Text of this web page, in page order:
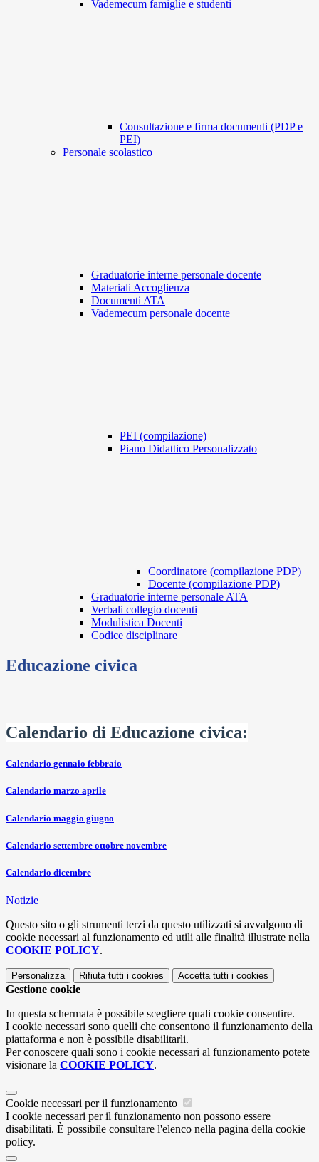
Vademecum famiglie e studenti
Consultazione e firma documenti (PDP e
PEI)
Personale scolastico
Graduatorie interne personale docente
Materiali Accoglienza
Documenti ATA
Vademecum personale docente
PEI (compilazione)
Piano Didattico Personalizzato
Coordinatore (compilazione PDP)
Docente (compilazione PDP)
Graduatorie interne personale ATA
Verbali collegio docenti
Modulistica Docenti
Codice disciplinare
Educazione civica
Calendario di Educazione civica:
Calendario gennaio febbraio
Calendario marzo aprile
Calendario maggio giugno
Calendario settembre ottobre novembre
Calendario dicembre
Notizie
Questo sito o gli strumenti terzi da questo utilizzati si avvalgono di
cookie necessari al funzionamento ed utili alle finalità illustrate nella
COOKIE POLICY.
Personalizza Rifiuta tutti i cookies Accetta tutti i cookies
Gestione cookie
In questa schermata è possibile scegliere quali cookie consentire.
I cookie necessari sono quelli che consentono il funzionamento della
piattaforma e non è possibile disabilitarli.
Per conoscere quali sono i cookie necessari al funzionamento potete
visionare la COOKIE POLICY.
Cookie necessari per il funzionamento
I cookie necessari per il funzionamento non possono essere
disabilitati. È possibile consultare l'elenco nella pagina della cookie
policy.